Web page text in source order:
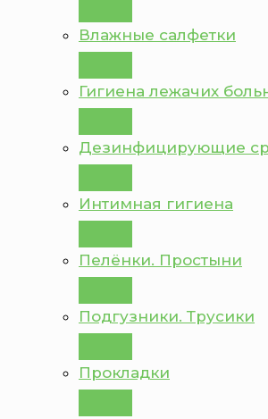
Влажные салфетки
Гигиена лежачих
Дезинфицирующие
Интимная гигиена
Пелёнки. Простыни
Подгузники. Трусики
Прокладки